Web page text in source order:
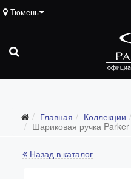
Тюмень
Главная Коллекции
Шариковая ручка
Назад в каталог
Все коллекции